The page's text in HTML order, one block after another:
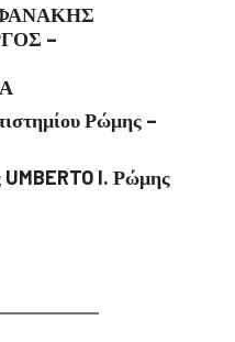
–
Ρώμης –
UMBERTO I. Ρώμης